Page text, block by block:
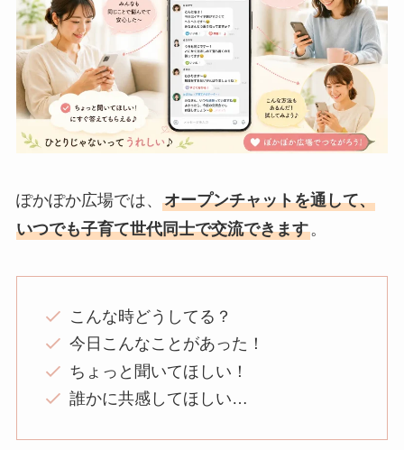
ぽかぽか広場では、 オープンチャットを通して、
いつでも子育て世代同士で交流できます。
こんな時どうしてる？
今日こんなことがあった！
ちょっと聞いてほしい！
誰かに共感してほしい…